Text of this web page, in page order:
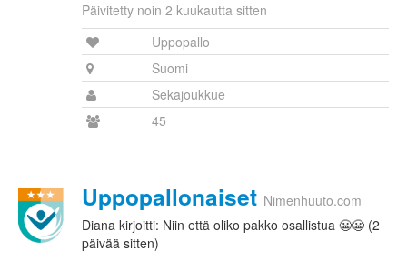
Päivitetty noin 2 kuukautta sitten
Uppopallo
Suomi
Sekajoukkue
45
Uppopallonaiset Nimenhuuto.com
Diana kirjoitti: Niin että oliko pakko osallistua 😬😬 (2
päivää sitten)